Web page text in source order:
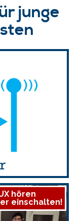
junge
hören
einschalten!